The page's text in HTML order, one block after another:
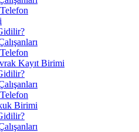
Kayıt Birimi
Birimi